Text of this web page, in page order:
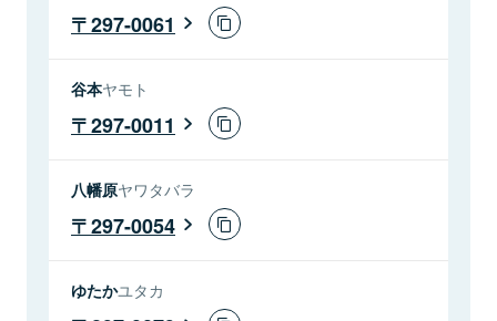
297-0061
谷本ヤモト
297-0011
八幡原ヤワタバラ
297-0054
ゆたかユタカ